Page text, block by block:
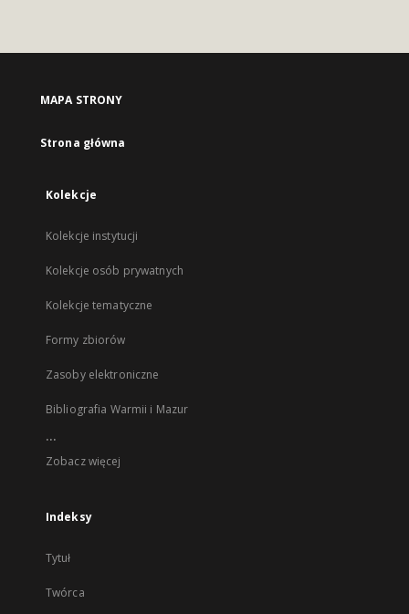
MAPA STRONY
Strona główna
Kolekcje
Kolekcje instytucji
Kolekcje osób prywatnych
Kolekcje tematyczne
Formy zbiorów
Zasoby elektroniczne
Bibliografia Warmii i Mazur
...
Zobacz więcej
Indeksy
Tytuł
Twórca